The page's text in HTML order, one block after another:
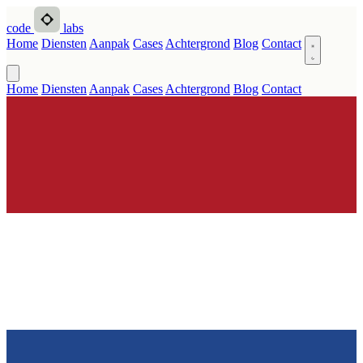
code
labs
Home Diensten Aanpak Cases Achtergrond Blog Contact
Home Diensten Aanpak Cases Achtergrond Blog Contact